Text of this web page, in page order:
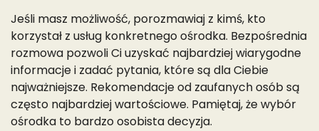
Jeśli masz możliwość, porozmawiaj z kimś, kto
korzystał z usług konkretnego ośrodka. Bezpośrednia
rozmowa pozwoli Ci uzyskać najbardziej wiarygodne
informacje i zadać pytania, które są dla Ciebie
najważniejsze. Rekomendacje od zaufanych osób są
często najbardziej wartościowe. Pamiętaj, że wybór
ośrodka to bardzo osobista decyzja.